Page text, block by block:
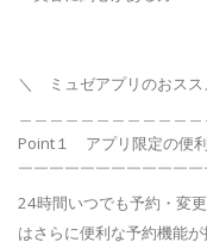
＼ ミュゼアプリのおス
Point１ アプリ限定の便
￣￣￣￣￣￣￣￣￣￣￣
24時間いつでも予約・変
はさらに便利な予約機能が